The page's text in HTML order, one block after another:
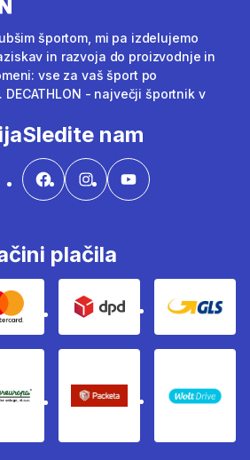
športom, mi pa izdelujemo
in razvoja do proizvodnje in
vse za vaš šport po
- največji športnik v
Sledite nam
plačila
Mastercard Dpd Gls
Intereuropa Packeta Sledenje
WOLT